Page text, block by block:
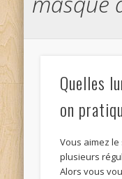
Quelles
on
Vous aimez
plusieurs
Alors vous